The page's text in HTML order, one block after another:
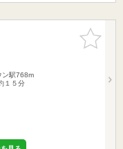
お気に入
りに追加
ン駅768m
１５分